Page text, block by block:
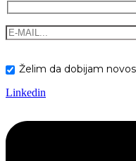
Želim da dobijam
Linkedin